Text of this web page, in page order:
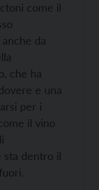
come il
da
che ha
e una
per i
il vino
sta dentro il